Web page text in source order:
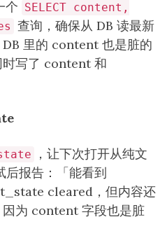
个 SELECT content,
查询，确保从 DB 读最新
里的 content 也是脏的
写了 content 和
，让下次打开从纯文
报告：「能看到
cleared，但内容还
为 content 字段也是脏